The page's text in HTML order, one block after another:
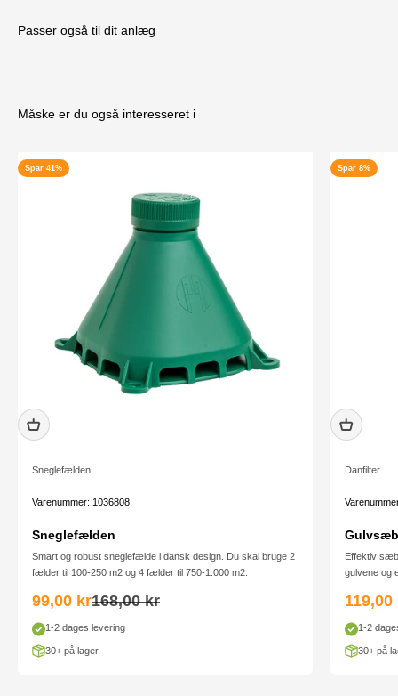
Passer også til dit anlæg
Måske er du også interesseret i
Spar 41%
Sneglefælden
Varenummer: 1036808
Sneglefælden
Smart og robust sneglefælde i dansk design. Du skal bruge 2
fælder til 100-250 m2 og 4 fælder til 750-1.000 m2.
Salgspris
99,00 krNormalpris
168,00 kr
1-2 dages levering
30+ på lager
Spar 8%
Danfilter
Effektiv
gulvene og
119,00
1-2
30+ på